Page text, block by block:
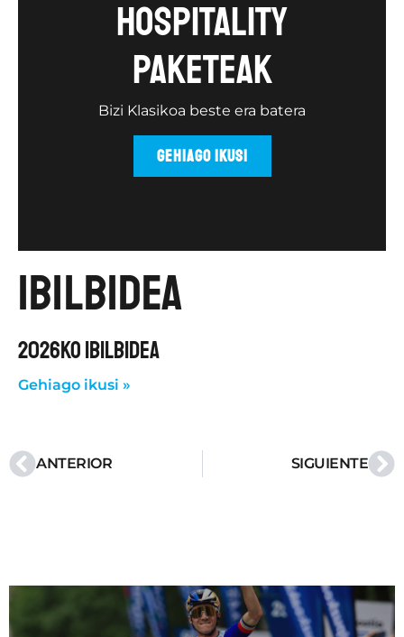
Hospitality
paketeak
Bizi Klasikoa beste era batera
GEHIAGO IKUSI
ibilbidea
2026KO IBILBIDEA
Gehiago ikusi »
ANTERIOR SIGUIENTE